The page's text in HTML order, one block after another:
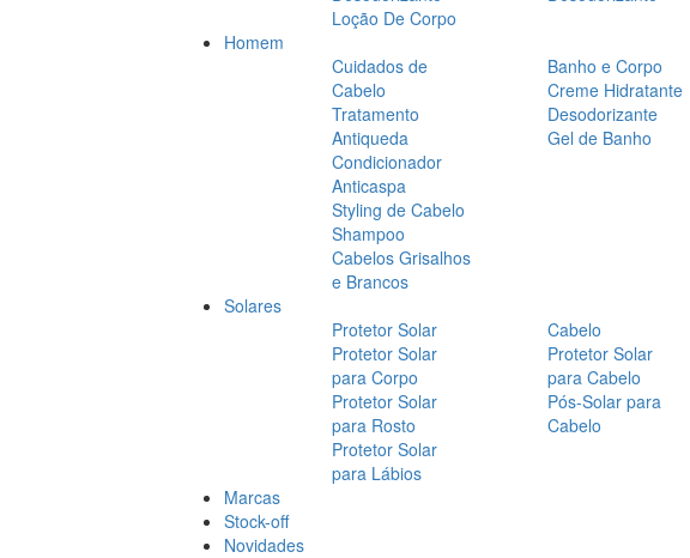
Loção De Corpo
Homem
Cuidados de
Cabelo
Tratamento
Antiqueda
Condicionador
Anticaspa
Styling de Cabelo
Shampoo
Cabelos Grisalhos
e Brancos
Banho e Corpo
Creme Hidratante
Desodorizante
Gel de Banho
Solares
Protetor Solar
Protetor Solar
para Corpo
Protetor Solar
para Rosto
Protetor Solar
para Lábios
Cabelo
Protetor Solar
para Cabelo
Pós-Solar para
Cabelo
Marcas
Stock-off
Novidades